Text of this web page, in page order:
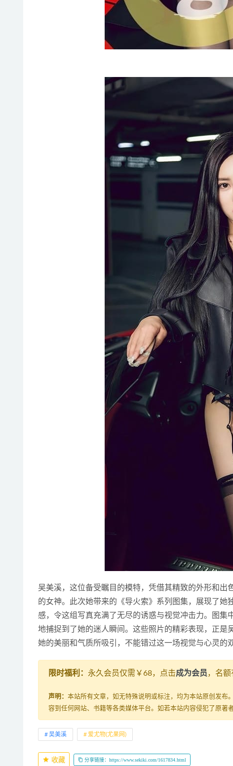
吴美溪，这位备受瞩目的模特，凭借其精致的外形和出
的女神。此次她带来的《导火索》系列图集，展现了
感，令这组写真充满了无尽的诱惑与视觉冲击力。图
地捕捉到了她的迷人瞬间。这些照片的精彩表现，正
她的美丽和气质所吸引，不能错过这一场视觉与心灵的
限时福利： 永久会员仅需￥68，点击成为会员，名
声明： 本站所有文章，如无特殊说明或标注，均为本站原创发布
容到任何网站、书籍等各类媒体平台。如若本站内容侵犯了原著
吴美溪 爱尤物(尤果网)
收藏 分享链接：https://www.sekiki.com/1617834.html